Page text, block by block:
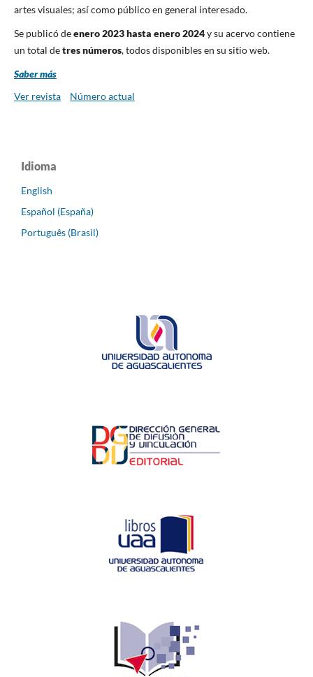
artes visuales; así como público en general interesado.
Se publicó deenero 2023 hasta enero 2024y su acervo contiene
un total detres números, todos disponibles en su sitio web.
Saber más
Ver revista
Número actual
Idioma
English
Español (España)
Português (Brasil)